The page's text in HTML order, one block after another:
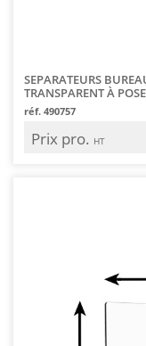
SEPARATEURS
TRANSPARENT À
réf. 490757
Prix pro. HT